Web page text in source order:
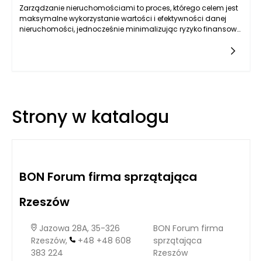
Zarządzanie nieruchomościami to proces, którego celem jest
maksymalne wykorzystanie wartości i efektywności danej
nieruchomości, jednocześnie minimalizując ryzyko finansowe
Strony w katalogu
BON Forum firma sprzątająca
Rzeszów
Jazowa 28A, 35-326
Rzeszów,
+48 +48 608
383 224
BON Forum firma
sprzątająca
Rzeszów